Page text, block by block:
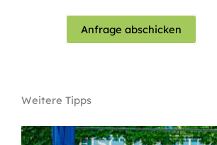
Anfrage abschicken
Weitere Tipps